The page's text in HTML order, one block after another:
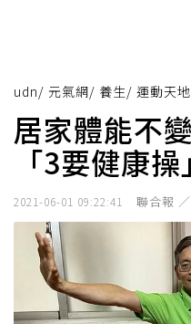
udn/ 元氣網/ 養生/ 運動天地
居家體能不
「3要健康
2021-06-01 09:22:41 聯合報